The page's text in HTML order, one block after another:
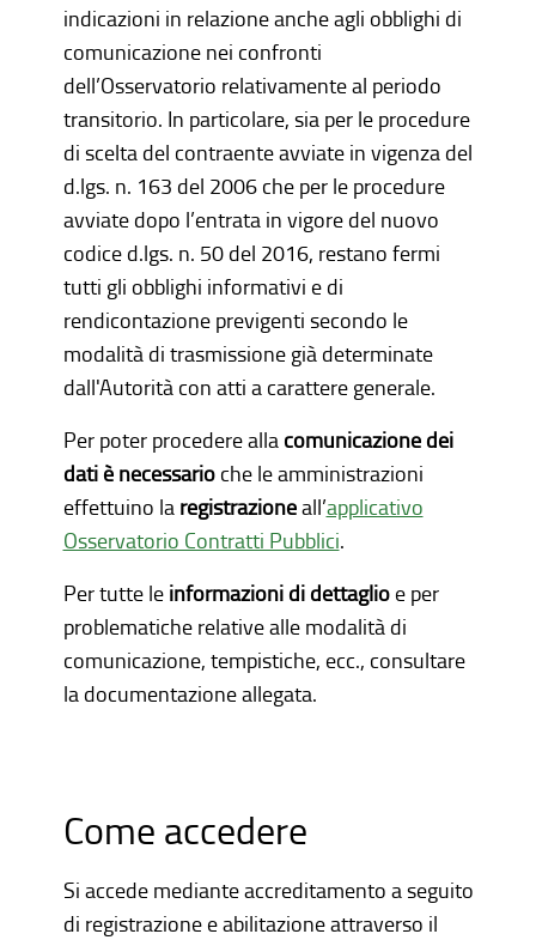
indicazioni in relazione anche agli obblighi di
comunicazione nei confronti
dell’Osservatorio relativamente al periodo
transitorio. In particolare, sia per le procedure
di scelta del contraente avviate in vigenza del
d.lgs. n. 163 del 2006 che per le procedure
avviate dopo l’entrata in vigore del nuovo
codice d.lgs. n. 50 del 2016, restano fermi
tutti gli obblighi informativi e di
rendicontazione previgenti secondo le
modalità di trasmissione già determinate
dall'Autorità con atti a carattere generale.
Per poter procedere alla comunicazione dei
dati è necessario che le amministrazioni
effettuino la registrazioneall’applicativo
Osservatorio Contratti Pubblici.
Per tutte le informazioni di dettaglioe per
problematiche relative alle modalità di
comunicazione, tempistiche, ecc., consultare
la documentazione allegata.
Come accedere
Si accede mediante accreditamento a seguito
di registrazione e abilitazione attraverso il